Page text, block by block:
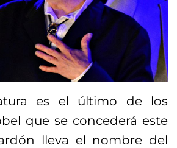
es el último de los
que se concederá este
lleva el nombre del